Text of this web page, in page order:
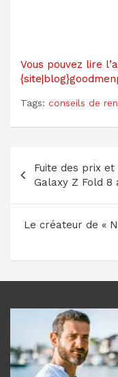
Vous pouvez lire
Tags: conseils de
de
l’article
Fuite des prix et
Galaxy Z Fold
Le créateur de «